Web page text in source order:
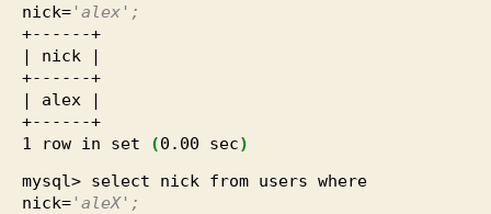
nick= 'alex';
+------+
| nick |
+------+
| alex |
+------+
1
row in set (0.00 sec)
mysql> select nick from users where
nick= 'aleX';